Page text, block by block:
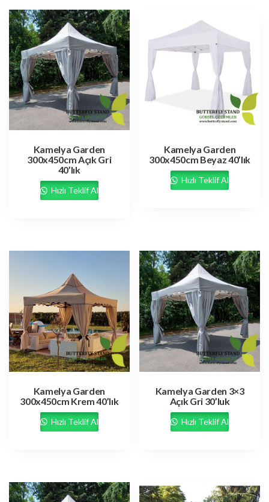
Kamelya Garden
300x450cm Açık Gri
40’lık
Hızlı Teklif Al
Kamelya Garden
300x450cm Beyaz 40’lık
Hızlı Teklif Al
Kamelya Garden
300x450cm Krem 40’lık
Hızlı Teklif Al
Kamelya Garden 3×3
Açık Gri 30’luk
Hızlı Teklif Al